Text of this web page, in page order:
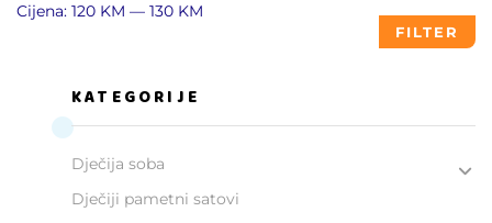
FILTER
Cijena: 120 KM — 130 KM
KATEGORIJE
Dječija soba
Dječiji pametni satovi